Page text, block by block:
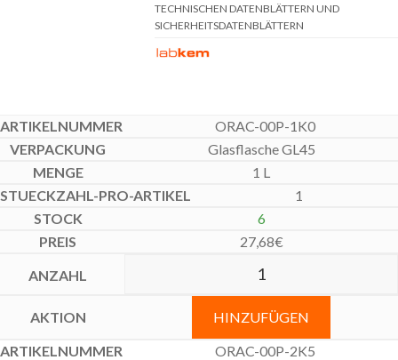
TECHNISCHEN DATENBLÄTTERN UND
SICHERHEITSDATENBLÄTTERN
ORAC-00P-1K0
Glasflasche GL45
1 L
1
6
27,68€
HINZUFÜGEN
ORAC-00P-2K5